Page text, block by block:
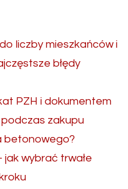
liczby mieszkańców i
błędy
PZH i dokumentem
zakupu
betonowego?
wybrać trwałe